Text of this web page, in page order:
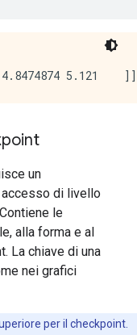
un
di livello
le
alla forma e al
La chiave di una
nei grafici
per il checkpoint.